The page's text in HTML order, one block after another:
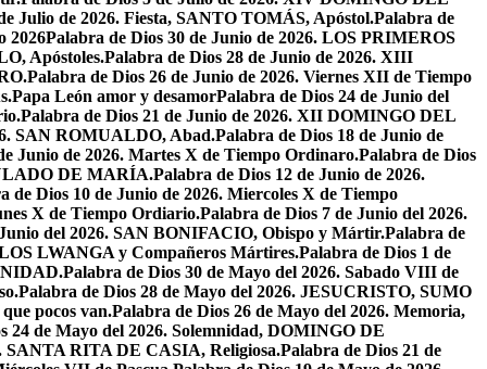
Julio de 2026. Fiesta, SANTO TOMÁS, Apóstol.Palabra de
2026Palabra de Dios 30 de Junio de 2026. LOS PRIMEROS
Apóstoles.Palabra de Dios 28 de Junio de 2026. XIII
Palabra de Dios 26 de Junio de 2026. Viernes XII de Tiempo
Papa León amor y desamorPalabra de Dios 24 de Junio del
Palabra de Dios 21 de Junio de 2026. XII DOMINGO DEL
SAN ROMUALDO, Abad.Palabra de Dios 18 de Junio de
Junio de 2026. Martes X de Tiempo Ordinaro.Palabra de Dios
DE MARÍA.Palabra de Dios 12 de Junio de 2026.
de Dios 10 de Junio de 2026. Miercoles X de Tiempo
X de Tiempo Ordiario.Palabra de Dios 7 de Junio del 2026.
del 2026. SAN BONIFACIO, Obispo y Mártir.Palabra de
LWANGA y Compañeros Mártires.Palabra de Dios 1 de
Palabra de Dios 30 de Mayo del 2026. Sabado VIII de
Palabra de Dios 28 de Mayo del 2026. JESUCRISTO, SUMO
pocos van.Palabra de Dios 26 de Mayo del 2026. Memoria,
24 de Mayo del 2026. Solemnidad, DOMINGO DE
SANTA RITA DE CASIA, Religiosa.Palabra de Dios 21 de